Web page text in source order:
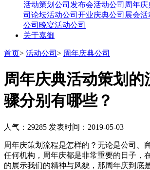
活动策划公司 发布会活动公司 周年庆
司 论坛活动公司 开业庆典公司 展会活
公司 晚宴活动公司
关于嘉御
首页> 活动公司 > 周年庆典公司
周年庆典活动策划的
骤分别有哪些？
人气：29285 发表时间：2019-05-03
周年庆策划流程是怎样的？无论是公司、
任何机构，周年庆都是非常重要的日子，
的展示我们的精神与风貌，那周年庆到底